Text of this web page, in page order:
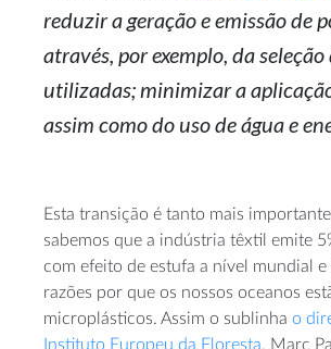
reduzir a geração e emissão de
através, por exemplo, da
utilizadas; minimizar a
assim como do uso de água e
Esta transição é tanto mais
sabemos que a indústria têxtil emite
com efeito de estufa a nível mundial e
razões por que os nossos oceanos
microplásticos. Assim o sublinha o
Instituto Europeu da Floresta, Marc